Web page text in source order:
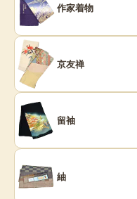
作家着物
京友禅
留袖
紬